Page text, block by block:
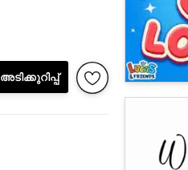
അടിക്കുറിപ്പ്